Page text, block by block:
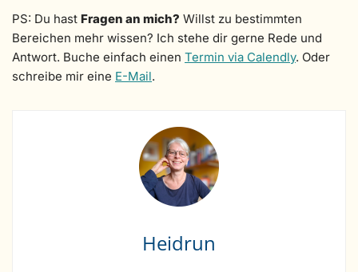
PS: Du hast Fragen an mich? Willst zu bestimmten
Bereichen mehr wissen? Ich stehe dir gerne Rede und
Antwort. Buche einfach einen Termin via Calendly. Oder
schreibe mir eine E-Mail.
Heidrun